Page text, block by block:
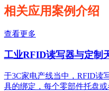
相关应用案例介绍
查看更多
工业RFID读写器与定制
于3C家电产线当中，RFID读
具的绑定，每个零部件托盘